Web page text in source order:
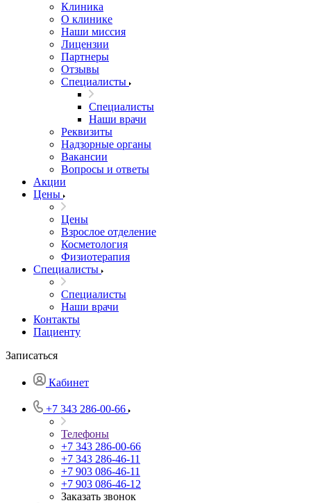
Клиника
О клинике
Наши миссия
Лицензии
Партнеры
Отзывы
Специалисты
Специалисты
Наши врачи
Реквизиты
Надзорные органы
Вакансии
Вопросы и ответы
Акции
Цены
Цены
Взрослое отделение
Косметология
Физиотерапия
Специалисты
Специалисты
Наши врачи
Контакты
Пациенту
Записаться
Кабинет
+7 343 286-00-66
Телефоны
+7 343 286-00-66
+7 343 286-46-11
+7 903 086-46-11
+7 903 086-46-12
Заказать звонок